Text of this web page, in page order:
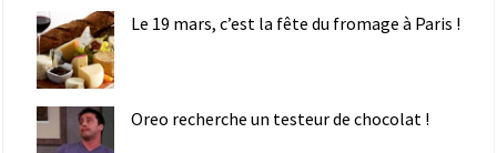
Le 19 mars, c’est la fête du fromage à Paris !
Oreo recherche un testeur de chocolat !